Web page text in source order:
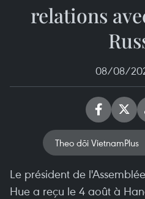
relations
08/08/
Theo dõi VietnamPlus
Le président de
Hue a reçu le 4 août à